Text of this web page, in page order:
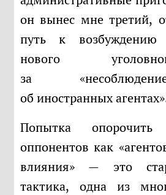
он вынес мне третий,
путь к
нового
за
об иностранных
Попытка опорочить политических
оппонентов как
влияния» — это
тактика, одна из